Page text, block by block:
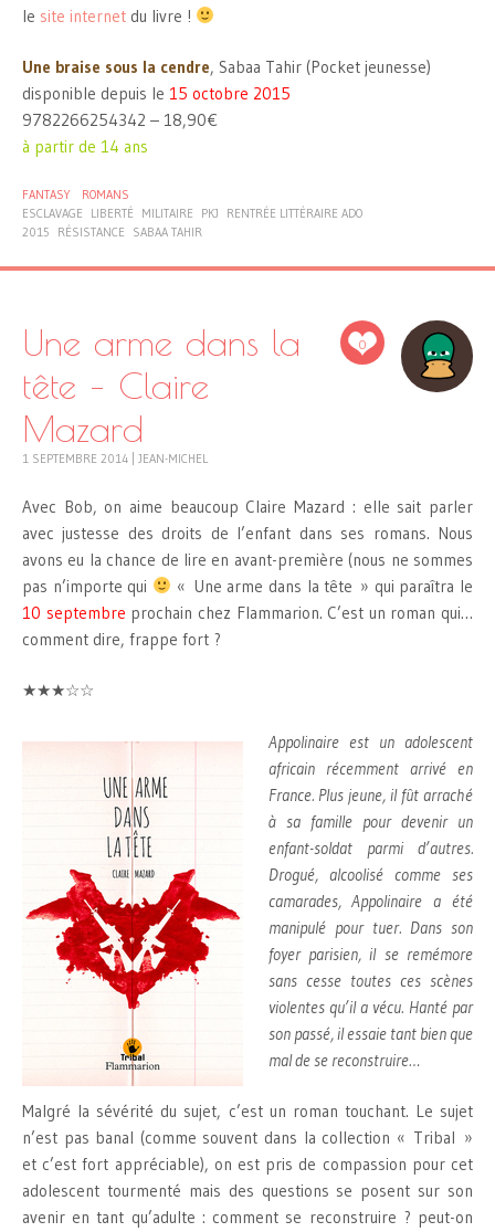
le site internet du livre !
Une braise sous la cendre, Sabaa Tahir (Pocket jeunesse)
disponible depuis le 15 octobre 2015
9782266254342 – 18,90€
à partir de 14 ans
FANTASY
ROMANS
ESCLAVAGE
LIBERTÉ MILITAIRE PKJ
RENTRÉE LITTÉRAIRE ADO
2015
RÉSISTANCE SABAA TAHIR
0
Une arme dans la
tête – Claire
Mazard
1 SEPTEMBRE 2014 JEAN-MICHEL
Avec Bob, on aime beaucoup Claire Mazard : elle sait parler
avec justesse des droits de l’enfant dans ses romans. Nous
avons eu la chance de lire en avant-première (nous ne sommes
pas n’importe qui
« Une arme dans la tête » qui paraîtra le
10 septembre prochain chez Flammarion. C’est un roman qui…
comment dire, frappe fort ?
★★★☆☆
Appolinaire est un adolescent
africain récemment arrivé en
France. Plus jeune, il fût arraché
à sa famille pour devenir un
enfant-soldat parmi d’autres.
Drogué, alcoolisé comme ses
camarades, Appolinaire a été
manipulé pour tuer. Dans son
foyer parisien, il se remémore
sans cesse toutes ces scènes
violentes qu’il a vécu. Hanté par
son passé, il essaie tant bien que
mal de se reconstruire…
Malgré la sévérité du sujet, c’est un roman touchant. Le sujet
n’est pas banal (comme souvent dans la collection « Tribal »
et c’est fort appréciable), on est pris de compassion pour cet
adolescent tourmenté mais des questions se posent sur son
avenir en tant qu’adulte : comment se reconstruire ? peut-on